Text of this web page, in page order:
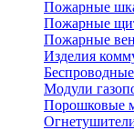
Пожарные
Пожарные
Пожарные
Изделия
Модули
Порошковые